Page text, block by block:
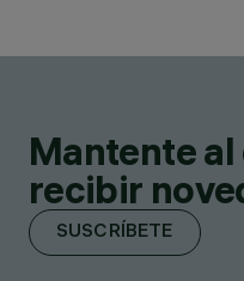
Mantente
recibir
SUSCRÍBETE